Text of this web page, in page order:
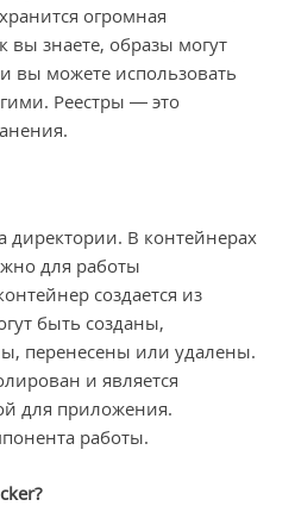
огромная
вы знаете, образы могут
вы можете использовать
Реестры — это
В контейнерах
для работы
создается из
быть созданы,
перенесены или удалены.
и является
для приложения.
работы.